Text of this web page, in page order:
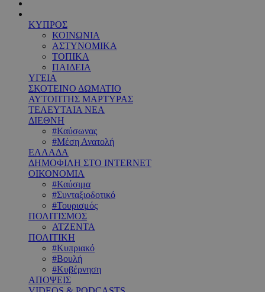
ΚΥΠΡΟΣ
ΚΟΙΝΩΝΙΑ
ΑΣΤΥΝΟΜΙΚΑ
ΤΟΠΙΚΑ
ΠΑΙΔΕΙΑ
ΥΓΕΙΑ
ΣΚΟΤΕΙΝΟ ΔΩΜΑΤΙΟ
ΑΥΤΟΠΤΗΣ ΜΑΡΤΥΡΑΣ
ΤΕΛΕΥΤΑΙΑ ΝΕΑ
ΔΙΕΘΝΗ
#Καύσωνας
#Μέση Ανατολή
ΕΛΛΑΔΑ
ΔΗΜΟΦΙΛΗ ΣΤΟ INTERNET
ΟΙΚΟΝΟΜΙΑ
#Καύσιμα
#Συνταξιοδοτικό
#Τουρισμός
ΠΟΛΙΤΙΣΜΟΣ
ΑΤΖΕΝΤΑ
ΠΟΛΙΤΙΚΗ
#Κυπριακό
#Βουλή
#Κυβέρνηση
ΑΠΟΨΕΙΣ